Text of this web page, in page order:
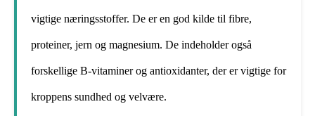
vigtige næringsstoffer. De er en god kilde til fibre,
proteiner, jern og magnesium. De indeholder også
forskellige B-vitaminer og antioxidanter, der er vigtige for
kroppens sundhed og velvære.